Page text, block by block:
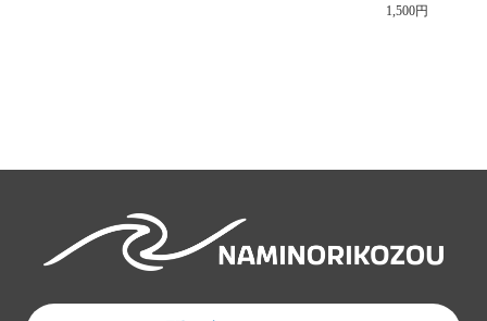
1,500円